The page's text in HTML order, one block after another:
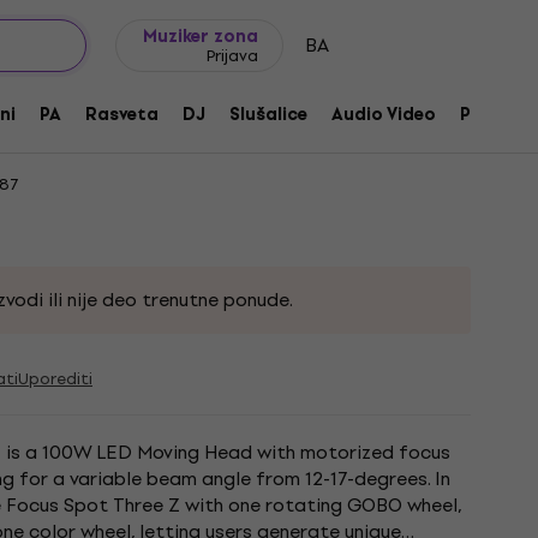
Muziker zona
Prijava BA
PA Rasveta DJ Slušalice Audio Video Pribor
Z
ili nije deo trenutne ponude.
Uporediti
is a 100W LED Moving Head with motorized focus
for a variable beam angle from 12-17-degrees. In
Spot Three Z with one rotating GOBO wheel,
color wheel, letting users generate unique